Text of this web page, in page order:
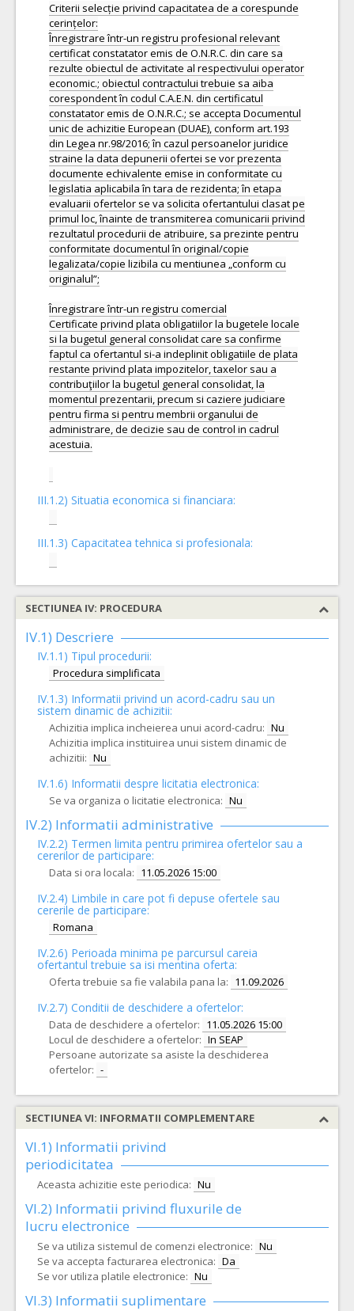
Criterii selecție privind capacitatea de a corespunde
cerințelor:
Înregistrare într-un registru profesional relevant
certificat constatator emis de O.N.R.C. din care sa
rezulte obiectul de activitate al respectivului operator
economic.; obiectul contractului trebuie sa aiba
corespondent în codul C.A.E.N. din certificatul
constatator emis de O.N.R.C.; se accepta Documentul
unic de achizitie European (DUAE), conform art.193
din Legea nr.98/2016; în cazul persoanelor juridice
straine la data depunerii ofertei se vor prezenta
documente echivalente emise in conformitate cu
legislatia aplicabila în tara de rezidenta; în etapa
evaluarii ofertelor se va solicita ofertantului clasat pe
primul loc, înainte de transmiterea comunicarii privind
rezultatul procedurii de atribuire, sa prezinte pentru
conformitate documentul în original/copie
legalizata/copie lizibila cu mentiunea „conform cu
originalul”;
Înregistrare într-un registru comercial
Certificate privind plata obligatiilor la bugetele locale
si la bugetul general consolidat care sa confirme
faptul ca ofertantul si-a indeplinit obligatiile de plata
restante privind plata impozitelor, taxelor sau a
contribuţiilor la bugetul general consolidat, la
momentul prezentarii, precum si caziere judiciare
pentru firma si pentru membrii organului de
administrare, de decizie sau de control in cadrul
acestuia.
III.1.2) Situatia economica si financiara:
III.1.3) Capacitatea tehnica si profesionala:
SECTIUNEA IV: PROCEDURA
IV.1) Descriere
IV.1.1) Tipul procedurii:
Procedura simplificata
IV.1.3) Informatii privind un acord-cadru sau un
sistem dinamic de achizitii:
Achizitia implica incheierea unui acord-cadru: Nu
Achizitia implica instituirea unui sistem dinamic de
achizitii: Nu
IV.1.6) Informatii despre licitatia electronica:
Se va organiza o licitatie electronica: Nu
IV.2) Informatii administrative
IV.2.2) Termen limita pentru primirea ofertelor sau a
cererilor de participare:
Data si ora locala: 11.05.2026 15:00
IV.2.4) Limbile in care pot fi depuse ofertele sau
cererile de participare:
Romana
IV.2.6) Perioada minima pe parcursul careia
ofertantul trebuie sa isi mentina oferta:
Oferta trebuie sa fie valabila pana la: 11.09.2026
IV.2.7) Conditii de deschidere a ofertelor:
Data de deschidere a ofertelor: 11.05.2026 15:00
Locul de deschidere a ofertelor: In SEAP
Persoane autorizate sa asiste la deschiderea
ofertelor: -
SECTIUNEA VI: INFORMATII COMPLEMENTARE
VI.1) Informatii privind
periodicitatea
Aceasta achizitie este periodica: Nu
VI.2) Informatii privind fluxurile de
lucru electronice
Se va utiliza sistemul de comenzi electronice: Nu
Se va accepta facturarea electronica: Da
Se vor utiliza platile electronice: Nu
VI.3) Informatii suplimentare